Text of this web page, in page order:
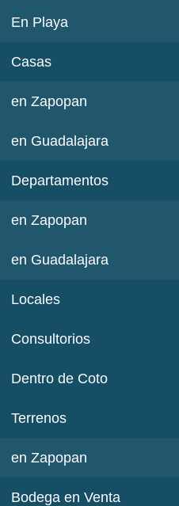
En Playa
Casas
en Zapopan
en Guadalajara
Departamentos
en Zapopan
en Guadalajara
Locales
Consultorios
Dentro de Coto
Terrenos
en Zapopan
Bodega en Venta